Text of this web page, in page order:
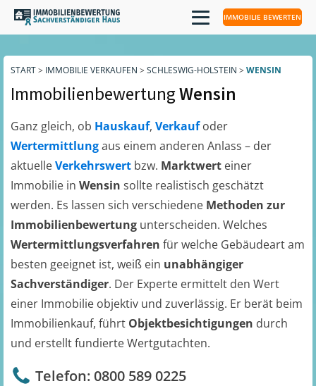
IMMOBILIE BEWERTEN
START> IMMOBILIE VERKAUFEN > SCHLESWIG-HOLSTEIN > WENSIN
ImmobilienbewertungWensin
Ganz gleich, ob Hauskauf, Verkaufoder
Wertermittlungaus einem anderen Anlass – der
aktuelleVerkehrswert bzw. Marktwert einer
Immobilie in Wensin sollte realistisch geschätzt
werden. Es lassen sich verschiedene Methoden zur
Immobilienbewertung unterscheiden. Welches
Wertermittlungsverfahren für welche Gebäudeart am
besten geeignet ist, weiß ein unabhängiger
Sachverständiger. Der Experte ermittelt den Wert
einer Immobilie objektiv und zuverlässig. Er berät beim
Immobilienkauf, führt Objektbesichtigungen durch
und erstellt fundierte Wertgutachten.
Telefon: 0800 589 0225